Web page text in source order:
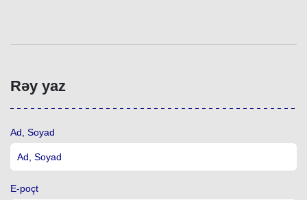
Rəy yaz
Ad, Soyad
E-poçt